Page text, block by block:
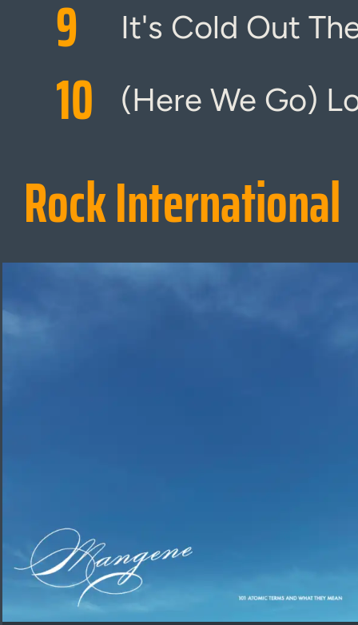
9 It's Cold Out
10 (Here We Go)
Rock International